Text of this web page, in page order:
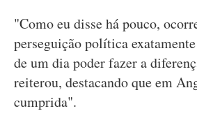
"Como eu disse há pouco,
perseguição política
de um dia poder fazer a
reiterou, destacando que em
cumprida".